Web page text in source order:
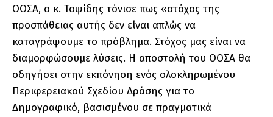
ΟΟΣΑ, ο κ. Τοψίδης τόνισε πως «στόχος της
προσπάθειας αυτής δεν είναι απλώς να
καταγράψουμε το πρόβλημα. Στόχος μας είναι να
διαμορφώσουμε λύσεις. Η αποστολή του ΟΟΣΑ θα
οδηγήσει στην εκπόνηση ενός ολοκληρωμένου
Περιφερειακού Σχεδίου Δράσης για το
Δημογραφικό, βασισμένου σε πραγματικά